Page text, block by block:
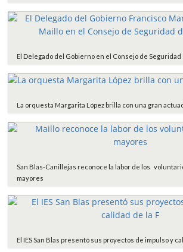
El Delegado del Gobierno en el Consejo de
La orquesta Margarita López brilla con una gran
San Blas-Canillejas reconoce la labor de los
mayores
El IES San Blas presentó sus proyectos de impulso y